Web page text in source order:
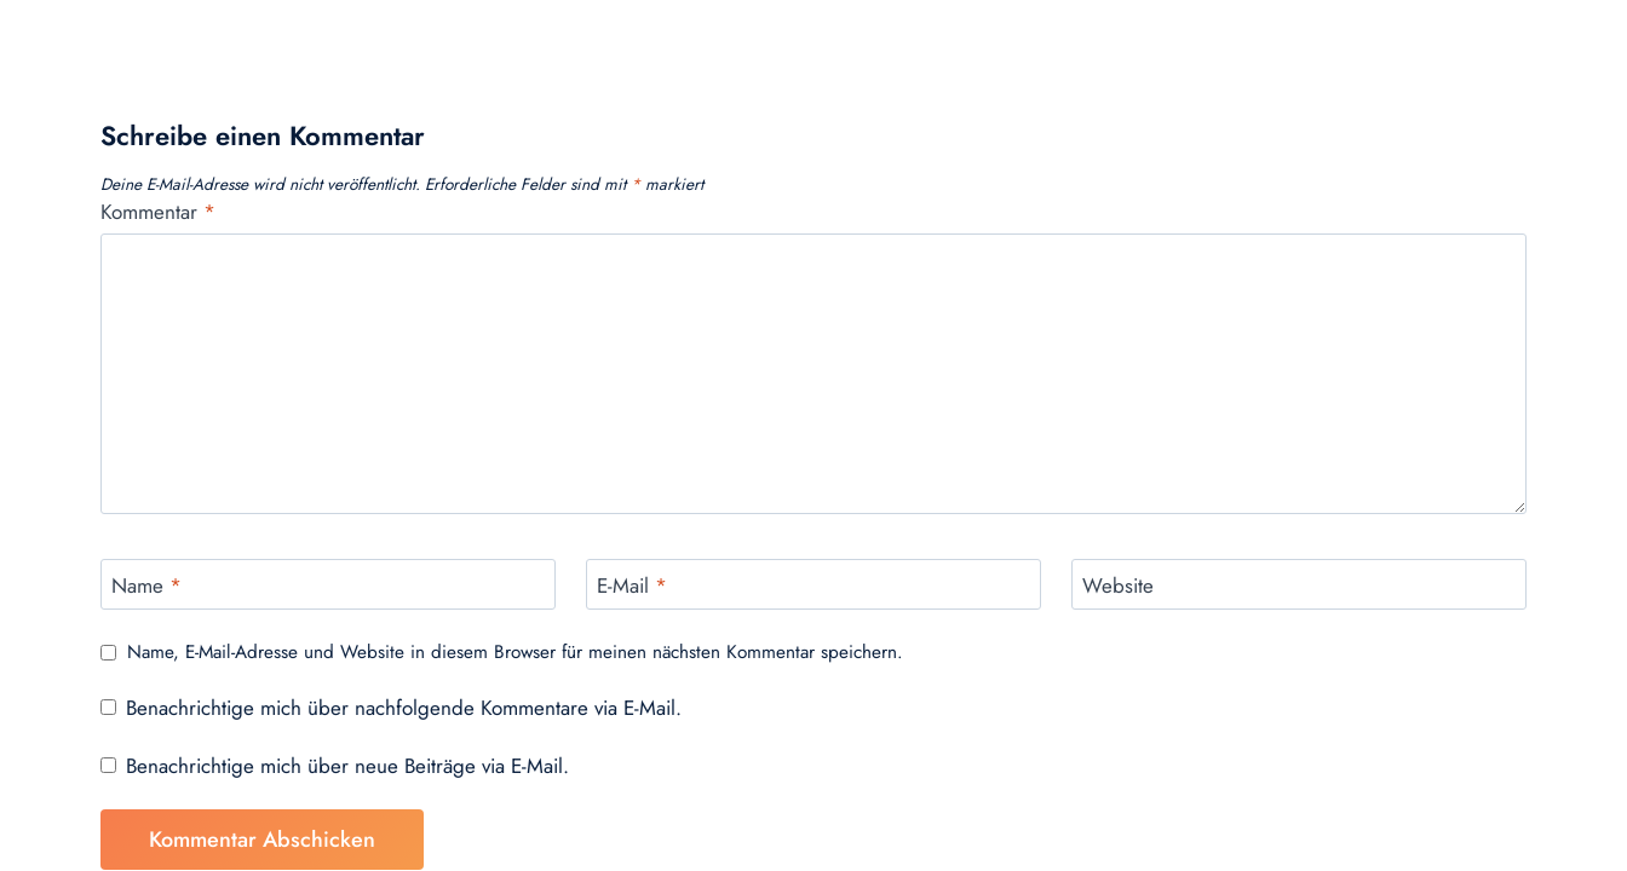
Schreibe einen Kommentar
Deine E-Mail-Adresse wird nicht veröffentlicht. Erforderliche Felder sind mit *markiert
Kommentar *
Name * E-Mail * Website
Name, E-Mail-Adresse und Website in diesem Browser für meinen nächsten Kommentar speichern.
Benachrichtige mich über nachfolgende Kommentare via E-Mail.
Benachrichtige mich über neue Beiträge via E-Mail.